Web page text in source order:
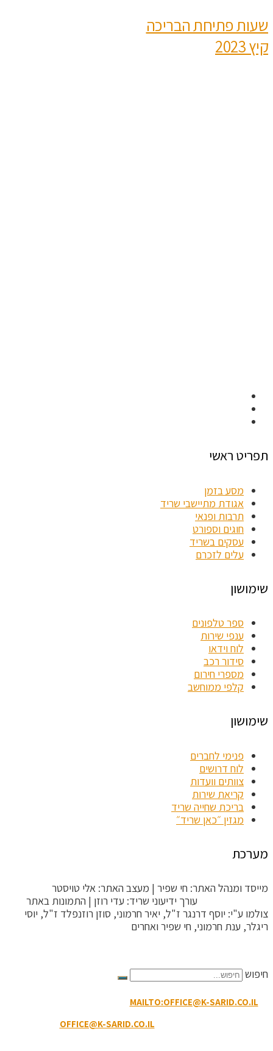
שעות פתיחת הבריכה
קיץ 2023
תפריט ראשי
מסע בזמן
אגודת מתיישבי שריד
תרבות ופנאי
חוגים וספורט
עסקים בשריד
עלים לזכרם
שימושון
ספר טלפונים
ענפי שירות
לוח וידאו
סידור רכב
מספרי חירום
קלפי ממוחשב
שימושון
פנימי לחברים
לוח דרושים
צוותים וועדות
קריאת שירות
בריכת שחייה שריד
מגזין ״כאן שריד״
מערכת
מייסד ומנהל האתר: חי שפיר | מעצב האתר: אלי טויסטר
עורך ידיעוני שריד: עדי רוזן | התמונות באתר
צולמו ע"י: יוסף דרנגר ז"ל, יאיר חרמוני, סוזן רוזנפלד ז"ל, יוסי
ריגלר, ענת חרמוני, חי שפיר ואחרים
חיפוש
MAILTO:OFFICE@K-SARID.CO.IL
OFFICE@K-SARID.CO.IL